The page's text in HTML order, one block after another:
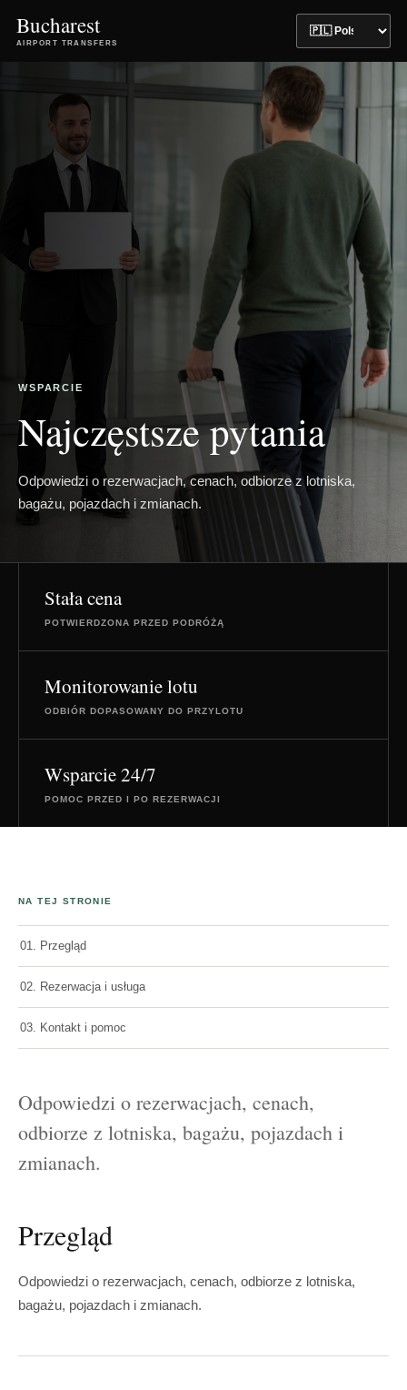
Bucharest
AIRPORT TRANSFERS
WSPARCIE
Najczęstsze pytania
Odpowiedzi o rezerwacjach, cenach, odbiorze z lotniska,
bagażu, pojazdach i zmianach.
Stała cena
POTWIERDZONA PRZED PODRÓŻĄ
Monitorowanie lotu
ODBIÓR DOPASOWANY DO PRZYLOTU
Wsparcie 24/7
POMOC PRZED I PO REZERWACJI
NA TEJ STRONIE
01. Przegląd
02. Rezerwacja i usługa
03. Kontakt i pomoc
Odpowiedzi o rezerwacjach, cenach,
odbiorze z lotniska, bagażu, pojazdach i
zmianach.
Przegląd
Odpowiedzi o rezerwacjach, cenach, odbiorze z lotniska,
bagażu, pojazdach i zmianach.